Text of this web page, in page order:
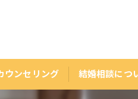
ウンセリング 結婚相談につ